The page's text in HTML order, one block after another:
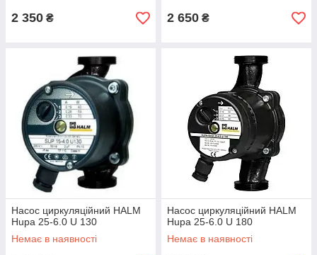
2 350 ₴ 2 650 ₴
Насос циркуляційний HALM
Hupa 25-6.0 U 130
Немає в наявності
Насос циркуляційний HALM
Hupa 25-6.0 U 180
Немає в наявності